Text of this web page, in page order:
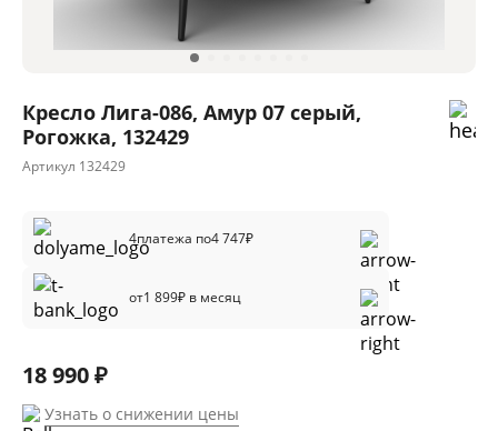
Кресло Лига-086, Амур 07 серый,
Рогожка, 132429
Артикул 132429
4платежа по4 747₽
от1 899₽ в месяц
18 990 ₽
Узнать о снижении цены